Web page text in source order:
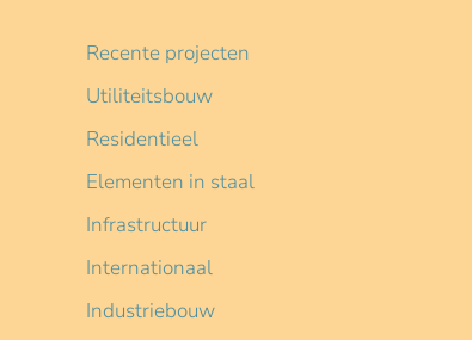
Recente projecten
Utiliteitsbouw
Residentieel
Elementen in staal
Infrastructuur
Internationaal
Industriebouw